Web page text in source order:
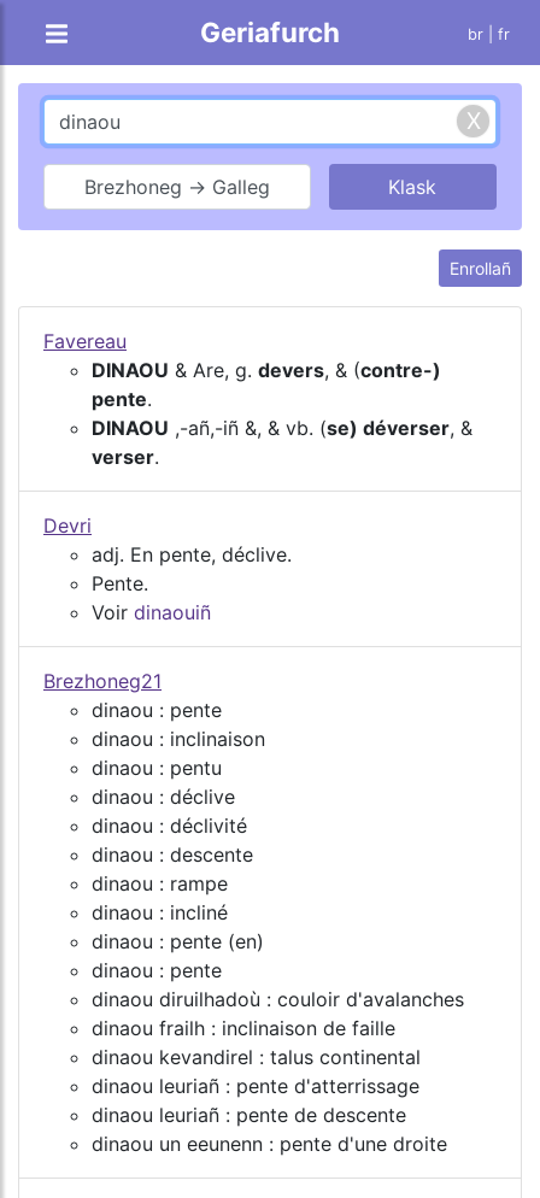
Geriafurch br | fr
Brezhoneg → Galleg
Enrollañ
Favereau
DINAOU & Are, g. devers, & (contre-)
pente.
DINAOU ,-añ,-iñ &, & vb. (se) déverser, &
verser.
Devri
adj. En pente, déclive.
Pente.
Voir dinaouiñ
Brezhoneg21
dinaou : pente
dinaou : inclinaison
dinaou : pentu
dinaou : déclive
dinaou : déclivité
dinaou : descente
dinaou : rampe
dinaou : incliné
dinaou : pente (en)
dinaou : pente
dinaou diruilhadoù : couloir d'avalanches
dinaou frailh : inclinaison de faille
dinaou kevandirel : talus continental
dinaou leuriañ : pente d'atterrissage
dinaou leuriañ : pente de descente
dinaou un eeunenn : pente d'une droite